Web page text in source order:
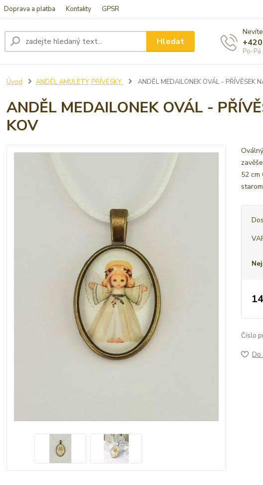
Doprava a platba Kontakty GPSR
Hledat
Po-
Úvod ANDĚL AMULETY, PŘÍVĚSKY ANDĚL MEDAILONEK OVÁL - PŘÍVĚSEK
ANDĚL MEDAILONEK OVÁL -
KOV
52 cm
Číslo
Do